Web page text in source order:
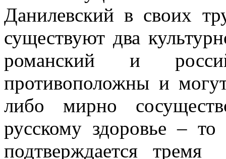
Данилевский в своих
существуют два
романский и
противоположны и
либо мирно
русскому здоровье –
подтверждается тремя